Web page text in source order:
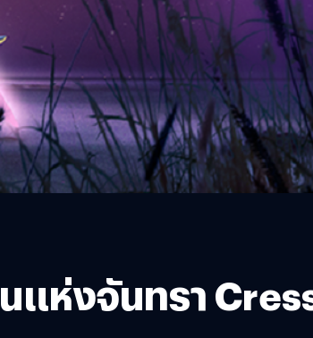
แห่งจันทรา